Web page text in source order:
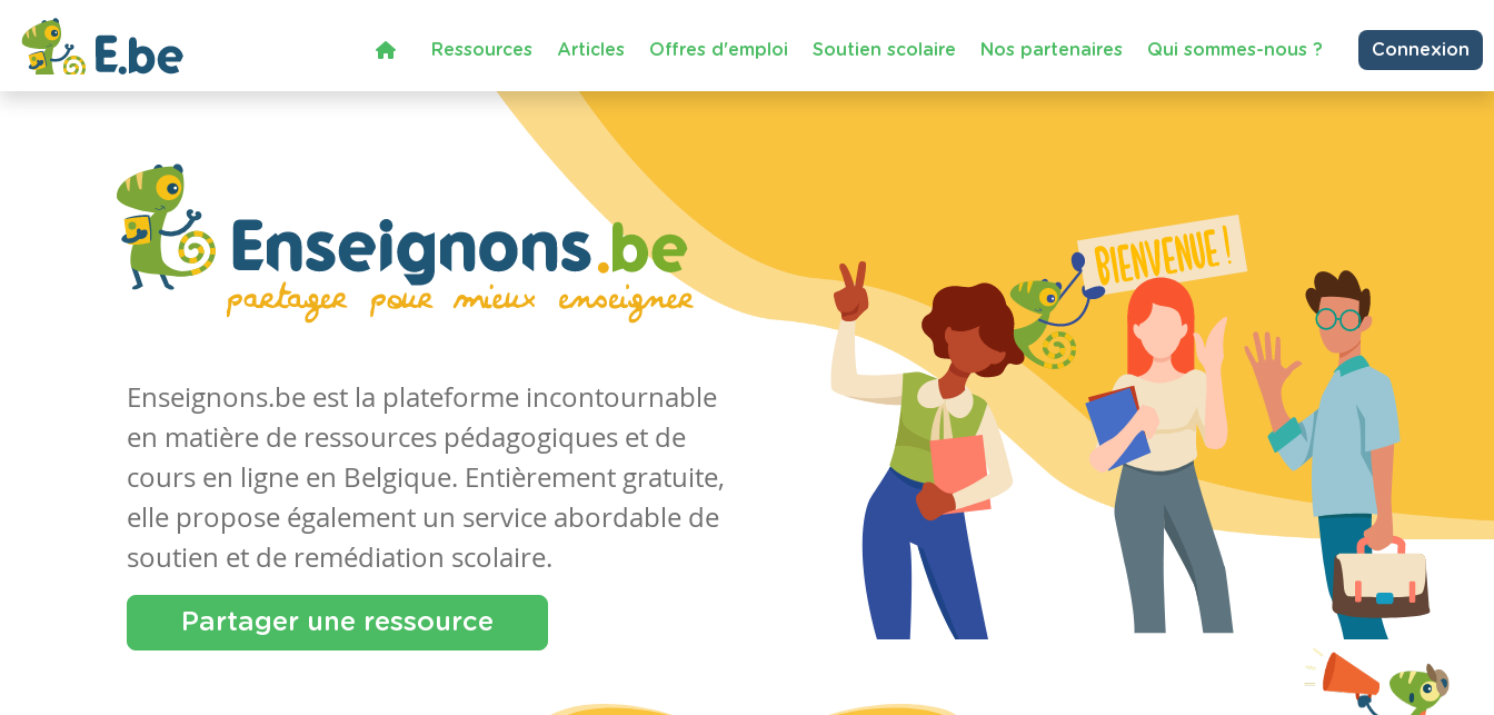
Ressources Articles Offres d'emploi Soutien scolaire Nos partenaires Qui sommes-nous ? Connexion
Enseignons.be est la plateforme incontournable
en matière de ressources pédagogiques et de
cours en ligne en Belgique. Entièrement gratuite,
elle propose également un service abordable de
soutien et de remédiation scolaire.
Partager une ressource